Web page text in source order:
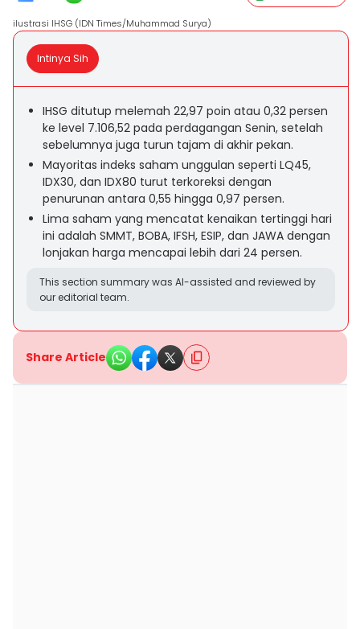
ilustrasi IHSG (IDN Times/Muhammad Surya)
Intinya Sih
IHSG ditutup melemah 22,97 poin atau 0,32 persen
ke level 7.106,52 pada perdagangan Senin, setelah
sebelumnya juga turun tajam di akhir pekan.
Mayoritas indeks saham unggulan seperti LQ45,
IDX30, dan IDX80 turut terkoreksi dengan
penurunan antara 0,55 hingga 0,97 persen.
Lima saham yang mencatat kenaikan tertinggi hari
ini adalah SMMT, BOBA, IFSH, ESIP, dan JAWA dengan
lonjakan harga mencapai lebih dari 24 persen.
This section summary was AI-assisted and reviewed by
our editorial team.
Share Article